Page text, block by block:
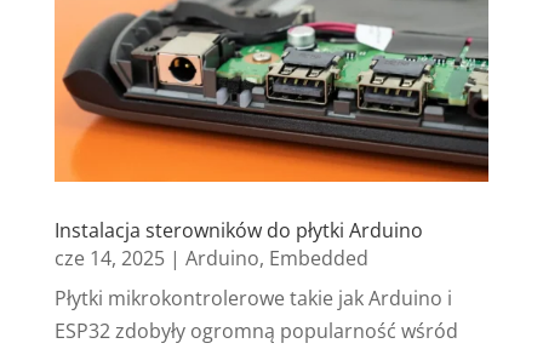
Instalacja sterowników do płytki Arduino
cze 14, 2025| Arduino, Embedded
Płytki mikrokontrolerowe takie jak Arduino i
ESP32 zdobyły ogromną popularność wśród